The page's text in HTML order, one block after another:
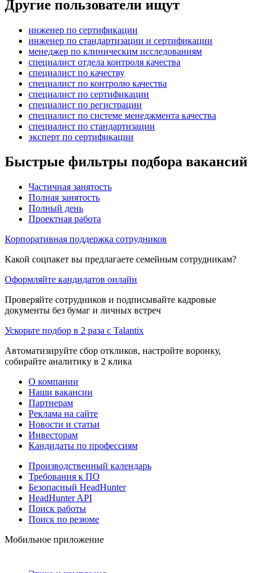
Другие пользователи ищут
инженер по сертификации
инженер по стандартизации и сертификации
менеджер по клиническим исследованиям
специалист отдела контроля качества
специалист по качеству
специалист по контролю качества
специалист по сертификации
специалист по регистрации
специалист по системе менеджмента качества
специалист по стандартизации
эксперт по сертификации
Быстрые фильтры подбора вакансий
Частичная занятость
Полная занятость
Полный день
Проектная работа
Корпоративная поддержка сотрудников
Какой соцпакет вы предлагаете семейным сотрудникам?
Оформляйте кандидатов онлайн
Проверяйте сотрудников и подписывайте кадровые
документы без бумаг и личных встреч
Ускорьте подбор в 2 раза с Talantix
Автоматизируйте сбор откликов, настройте воронку,
собирайте аналитику в 2 клика
О компании
Наши вакансии
Партнерам
Реклама на сайте
Новости и статьи
Инвесторам
Кандидаты по профессиям
Производственный календарь
Требования к ПО
Безопасный HeadHunter
HeadHunter API
Поиск работы
Поиск по резюме
Мобильное приложение